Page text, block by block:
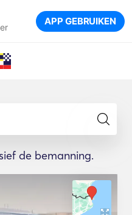
APP GEBRUIKEN
de bemanning.